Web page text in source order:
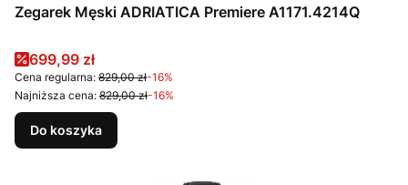
Zegarek Męski ADRIATICA Premiere A1171.4214Q
Cena promocyjna
699,99 zł
Cena regularna: 829,00 zł-16%
Najniższa cena: 829,00 zł-16%
Do koszyka